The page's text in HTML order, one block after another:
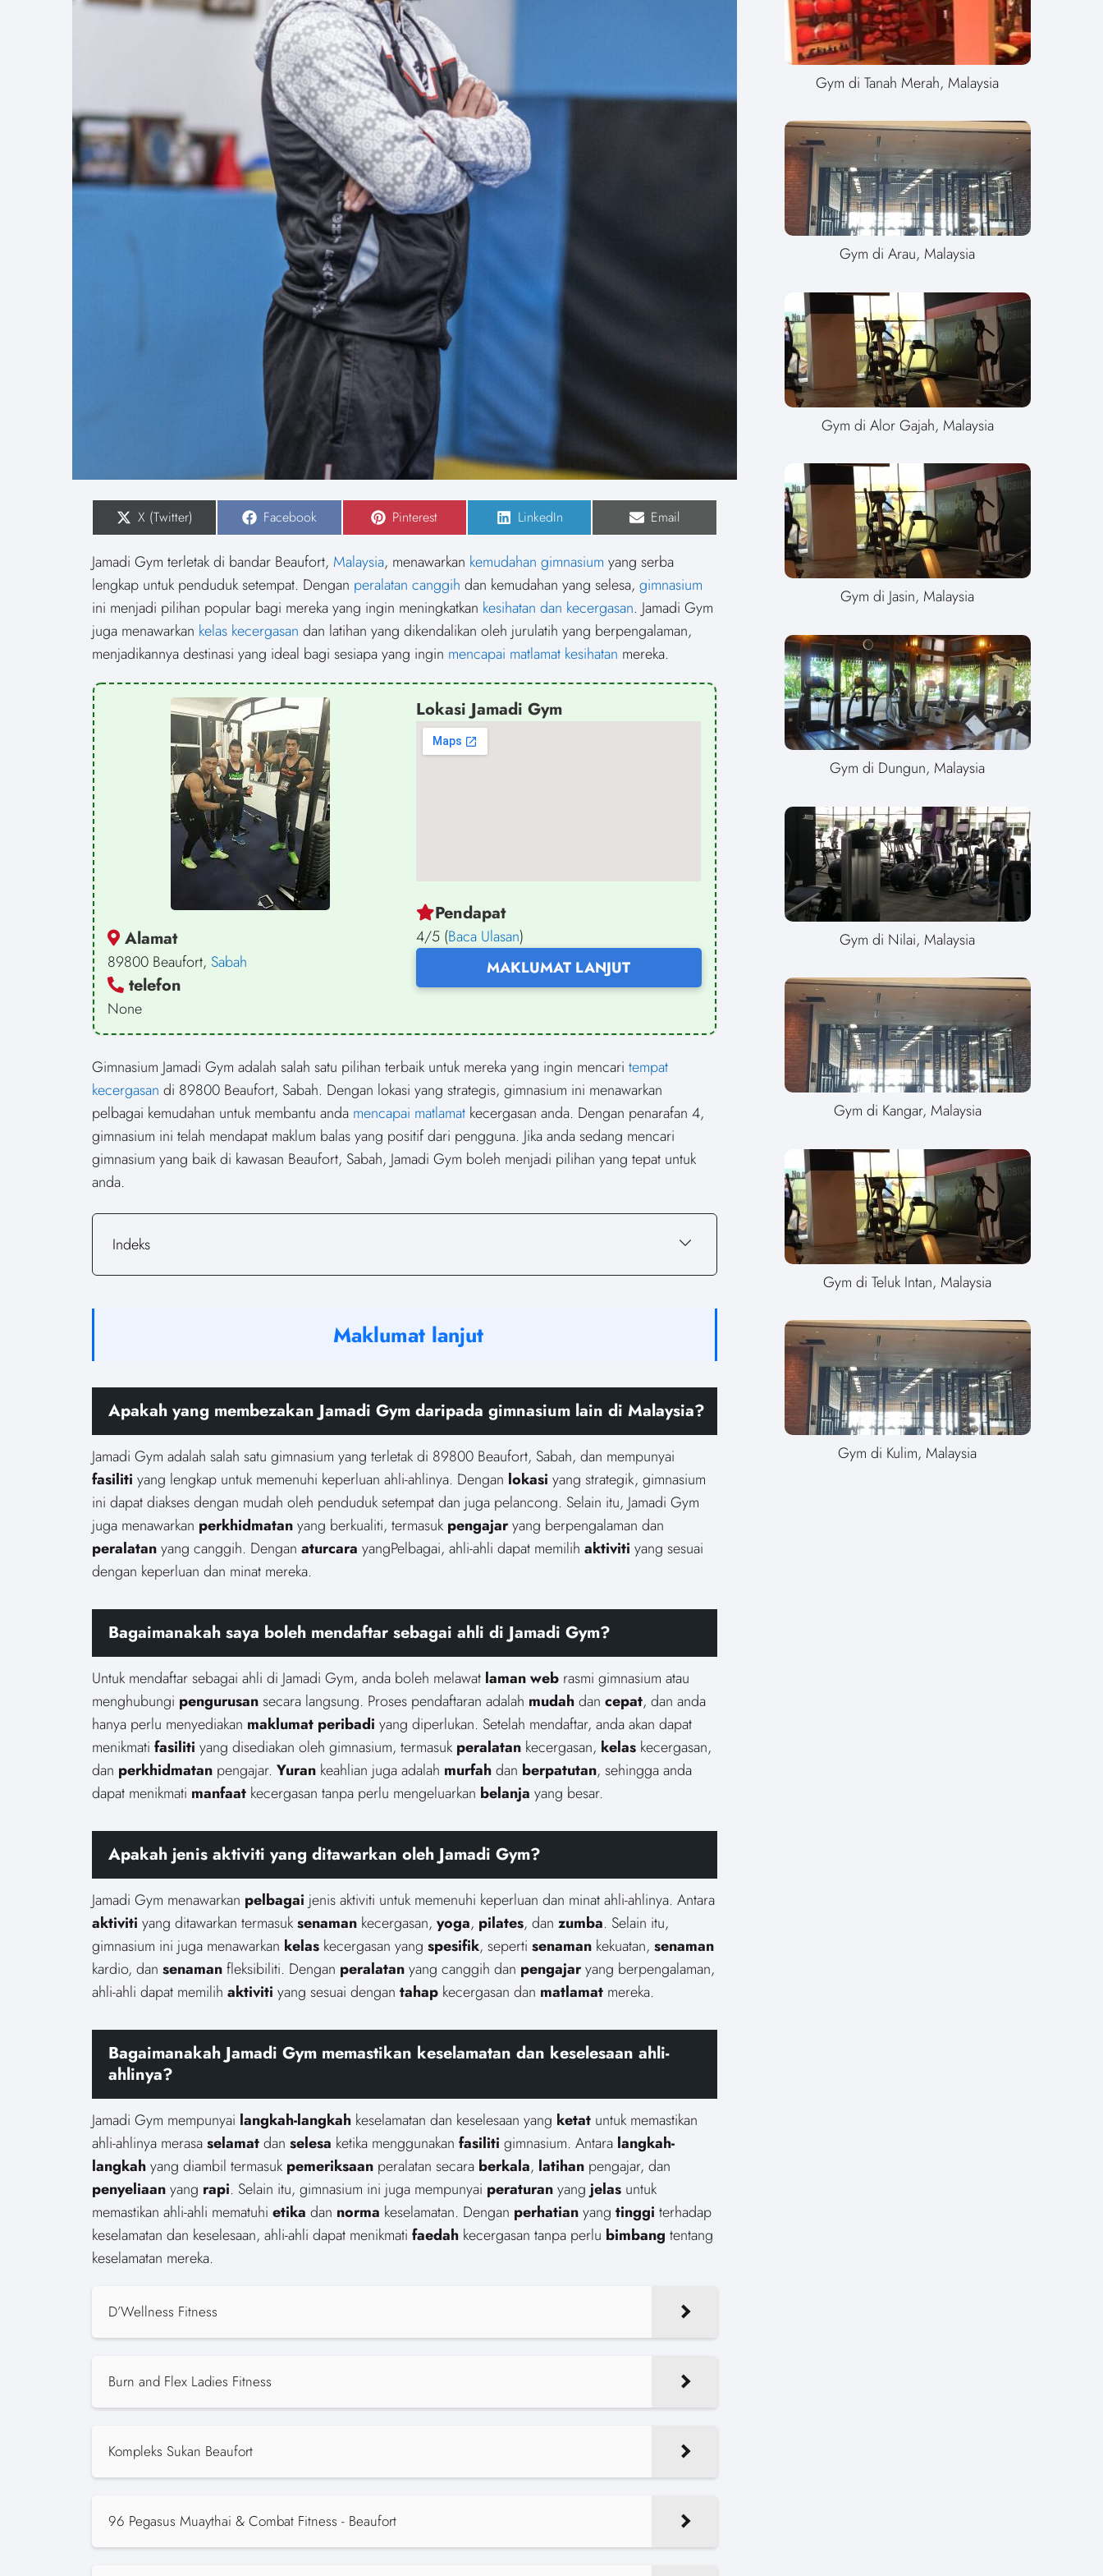
S
r
e
o
X (Twitter) S
r
e
o
n
Facebook S
r
e
o
n
Pinterest S
r
e
o
n
LinkedIn S
r
e
o
n
Email
Jamadi Gym terletak di bandar Beaufort, Malaysia, menawarkan kemudahan gimnasium yang serba
lengkap untuk penduduk setempat. Dengan peralatan canggih dan kemudahan yang selesa, gimnasium
ini menjadi pilihan popular bagi mereka yang ingin meningkatkan kesihatan dan kecergasan. Jamadi Gym
juga menawarkan kelas kecergasan dan latihan yang dikendalikan oleh jurulatih yang berpengalaman,
menjadikannya destinasi yang ideal bagi sesiapa yang ingin mencapai matlamat kesihatan mereka.
Alamat
89800 Beaufort, Sabah
telefon
None
Lokasi Jamadi Gym
Pendapat
4/5 (Baca Ulasan)
MAKLUMAT LANJUT
Gimnasium Jamadi Gym adalah salah satu pilihan terbaik untuk mereka yang ingin mencari tempat
kecergasan di 89800 Beaufort, Sabah. Dengan lokasi yang strategis, gimnasium ini menawarkan
pelbagai kemudahan untuk membantu anda mencapai matlamat kecergasan anda. Dengan penarafan 4,
gimnasium ini telah mendapat maklum balas yang positif dari pengguna. Jika anda sedang mencari
gimnasium yang baik di kawasan Beaufort, Sabah, Jamadi Gym boleh menjadi pilihan yang tepat untuk
anda.
Indeks
Maklumat lanjut
Apakah yang membezakan Jamadi Gym daripada gimnasium lain di Malaysia?
Jamadi Gym adalah salah satu gimnasium yang terletak di 89800 Beaufort, Sabah, dan mempunyai
fasiliti yang lengkap untuk memenuhi keperluan ahli-ahlinya. Dengan lokasi yang strategik, gimnasium
ini dapat diakses dengan mudah oleh penduduk setempat dan juga pelancong. Selain itu, Jamadi Gym
juga menawarkan perkhidmatanyang berkualiti, termasuk pengajaryang berpengalaman dan
peralatanyang canggih. Dengan aturcara yangPelbagai, ahli-ahli dapat memilih aktiviti yang sesuai
dengan keperluan dan minat mereka.
Bagaimanakah saya boleh mendaftar sebagai ahli di Jamadi Gym?
Untuk mendaftar sebagai ahli di Jamadi Gym, anda boleh melawat laman web rasmi gimnasium atau
menghubungi pengurusansecara langsung. Proses pendaftaran adalah mudahdan cepat, dan anda
hanya perlu menyediakan maklumat peribadi yang diperlukan. Setelah mendaftar, anda akan dapat
menikmati fasiliti yang disediakan oleh gimnasium, termasuk peralatan kecergasan, kelas kecergasan,
dan perkhidmatan pengajar. Yuran keahlian juga adalah murfahdan berpatutan, sehingga anda
dapat menikmati manfaat kecergasan tanpa perlu mengeluarkan belanja yang besar.
Apakah jenis aktiviti yang ditawarkan oleh Jamadi Gym?
Jamadi Gym menawarkan pelbagai jenis aktiviti untuk memenuhi keperluan dan minat ahli-ahlinya. Antara
aktiviti yang ditawarkan termasuksenaman kecergasan, yoga, pilates, dan zumba. Selain itu,
gimnasium ini juga menawarkan kelas kecergasan yang spesifik, seperti senaman kekuatan, senaman
kardio, dan senamanfleksibiliti. Dengan peralatanyang canggih dan pengajaryang berpengalaman,
ahli-ahli dapat memilih aktiviti yang sesuai dengan tahap kecergasan dan matlamat mereka.
Bagaimanakah Jamadi Gym memastikan keselamatan dan keselesaan ahli-
ahlinya?
Jamadi Gym mempunyai langkah-langkah keselamatan dan keselesaan yang ketat untuk memastikan
ahli-ahlinya merasaselamatdan selesa ketika menggunakan fasiliti gimnasium. Antara langkah-
langkahyang diambil termasuk pemeriksaan peralatan secara berkala, latihan pengajar, dan
penyeliaanyang rapi. Selain itu, gimnasium ini juga mempunyai peraturanyang jelas untuk
memastikan ahli-ahli mematuhi etika dan norma keselamatan. Dengan perhatianyang tinggi terhadap
keselamatan dan keselesaan, ahli-ahli dapat menikmati faedah kecergasan tanpa perlu bimbang tentang
keselamatan mereka.
D’Wellness Fitness
Burn and Flex Ladies Fitness
Kompleks Sukan Beaufort
96 Pegasus Muaythai & Combat Fitness - Beaufort
Gym di Tanah Merah, Malaysia
Gym di Arau, Malaysia
Gym di Alor Gajah, Malaysia
Gym di Jasin, Malaysia
Gym di Dungun, Malaysia
Gym di Nilai, Malaysia
Gym di Kangar, Malaysia
Gym di Teluk Intan, Malaysia
Gym di Kulim, Malaysia